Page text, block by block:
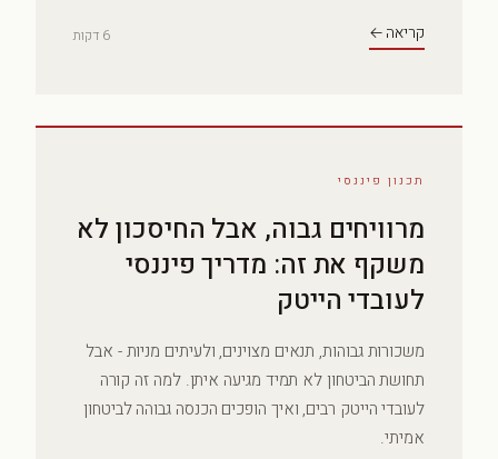
קריאה ← 6 דקות
תכנון פיננסי
מרוויחים גבוה, אבל החיסכון לא
משקף את זה: מדריך פיננסי
לעובדי הייטק
משכורות גבוהות, תנאים מצוינים, ולעיתים מניות - אבל
תחושת הביטחון לא תמיד מגיעה איתן. למה זה קורה
לעובדי הייטק רבים, ואיך הופכים הכנסה גבוהה לביטחון
אמיתי.